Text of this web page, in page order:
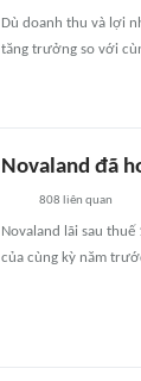
Dù doanh thu và lợi
tăng trưởng so với
Novaland đã
808 liên quan
Novaland lãi sau
của cùng kỳ năm